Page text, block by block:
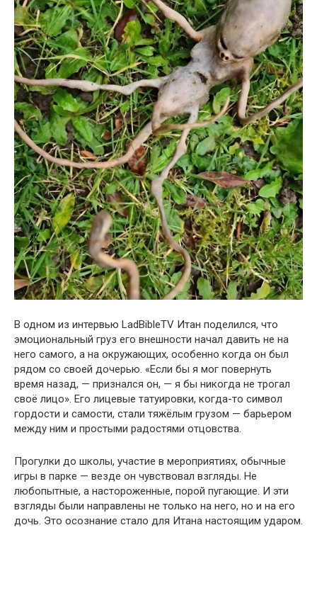
В одном из интервью LadBibleTV Итан поделился, что
эмоциональный груз его внешности начал давить не на
него самого, а на окружающих, особенно когда он был
рядом со своей дочерью. «Если бы я мог повернуть
время назад, — признался он, — я бы никогда не трогал
своё лицо». Его лицевые татуировки, когда-то символ
гордости и самости, стали тяжёлым грузом — барьером
между ним и простыми радостями отцовства.
Прогулки до школы, участие в мероприятиях, обычные
игры в парке — везде он чувствовал взгляды. Не
любопытные, а настороженные, порой пугающие. И эти
взгляды были направлены не только на него, но и на его
дочь. Это осознание стало для Итана настоящим ударом.